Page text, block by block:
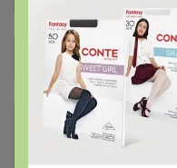
Общий
Шоколадно-
НАЛИЧИИ и